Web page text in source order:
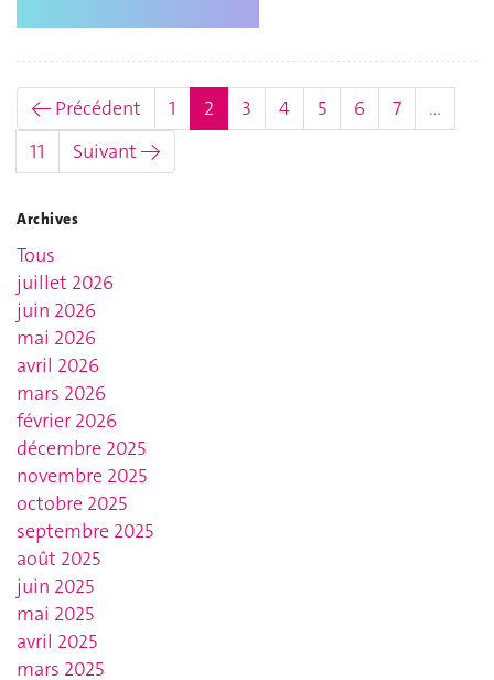
← Précédent 1 2 (actuel)
3 4 5 6 7
…
11
Suivant →
Archives
Tous
juillet 2026
juin 2026
mai 2026
avril 2026
mars 2026
février 2026
décembre 2025
novembre 2025
octobre 2025
septembre 2025
août 2025
juin 2025
mai 2025
avril 2025
mars 2025